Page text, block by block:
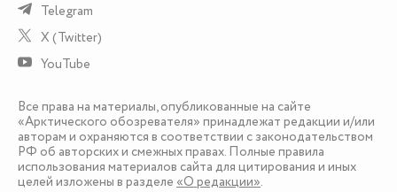
Telegram
X (Twitter)
YouTube
Все права на материалы, опубликованные на сайте
«Арктического обозревателя» принадлежат редакции и/или
авторам и охраняются в соответствии с законодательством
РФ об авторских и смежных правах. Полные правила
использования материалов сайта для цитирования и иных
целей изложены в разделе «О редакции».